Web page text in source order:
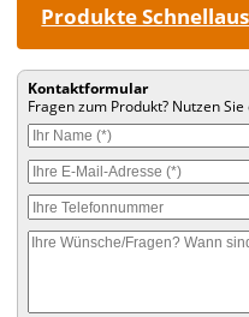
Produkte
Kontaktformular
Fragen zum Produkt? Nutzen